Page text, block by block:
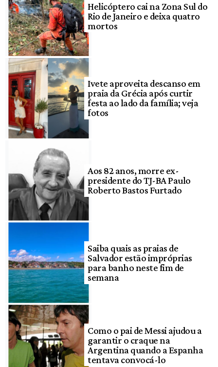
Helicóptero cai na Zona Sul do
Rio de Janeiro e deixa quatro
mortos
Ivete aproveita descanso em
praia da Grécia após curtir
festa ao lado da família; veja
fotos
Aos 82 anos, morre ex-
presidente do TJ-BA Paulo
Roberto Bastos Furtado
Saiba quais as praias de
Salvador estão impróprias
para banho neste fim de
semana
Como o pai de Messi ajudou a
garantir o craque na
Argentina quando a Espanha
tentava convocá-lo